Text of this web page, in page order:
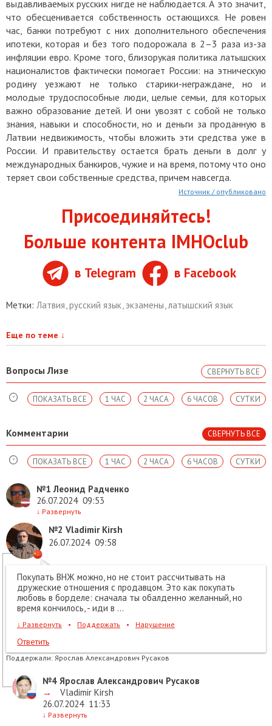
выдавливаемых русских нигде не наблюдается. А это значит,
что обесценивается собственность остающихся. Не ровен
час, банки потребуют с них дополнительного обеспечения
ипотеки, которая и без того подорожала в 2–3 раза из-за
инфляции евро. Кроме того, близорукая политика латышских
националистов фактически помогает России: на этническую
родину уезжают не только старики-неграждане, но и
молодые трудоспособные люди, целые семьи, для которых
важно образование детей. И они увозят с собой не только
знания, навыки и способности, но и деньги за проданную в
Латвии недвижимость, чтобы вложить эти средства уже в
России. И правительству остается брать деньги в долг у
международных банкиров, чужие и на время, потому что оно
теряет свои собственные средства, причем навсегда.
Источник / опубликовано
Присоединяйтесь!
Больше контента IMHOclub
в Telegram в Facebook
Метки: Латвия русский язык экзамены латышский язык
Еще по теме ↓
Вопросы Лизе СВЕРНУТЬ ВСЕ
СУТКИ
6 ЧАСОВ
2 ЧАСА
1 ЧАС
ПОКАЗАТЬ ВСЕ
Комментарии СВЕРНУТЬ ВСЕ
СУТКИ
6 ЧАСОВ
2 ЧАСА
1 ЧАС
ПОКАЗАТЬ ВСЕ
№1 Леонид Радченко
26.07.2024 09:53
↓ Развернуть
№2 Vladimir Kirsh
26.07.2024 09:58
Покупать ВНЖ можно, но не стоит рассчитывать на
дружеские отношения с продавцом. Это как покупать
любовь в борделе: сначала ты обалденно желанный, но
время кончилось, - иди в ...
↓ Развернуть • Поддержать • Нарушение
Ответить
Поддержали: Ярослав Александрович Русаков
№4 Ярослав Александрович Русаков
→
Vladimir Kirsh
26.07.2024 11:33
↓ Развернуть